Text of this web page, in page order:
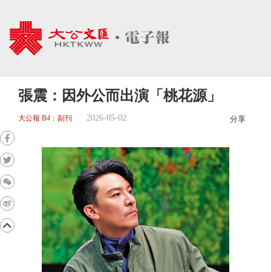
張震：因外公而出演「桃花源」
大公報 B4：副刊 2026-05-02 分享